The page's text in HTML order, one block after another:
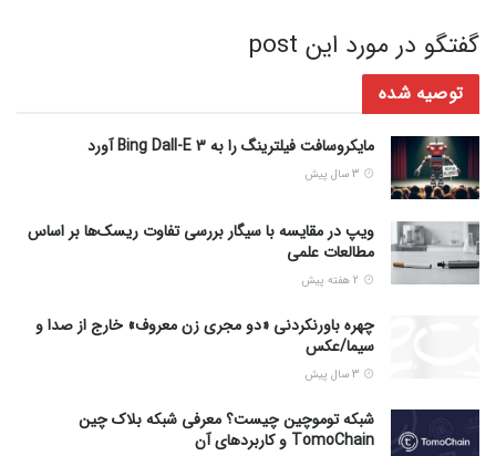
گفتگو در مورد این post
توصیه شده
مایکروسافت فیلترینگ را به Bing Dall-E 3 آورد
ویپ در مقایسه با سیگار بررسی تفاوت ریسک‌ها بر اساس
مطالعات علمی
چهره باورنکردنی «دو مجری زن معروف» خارج از صدا و
سیما/عکس
شبکه توموچین چیست؟ معرفی شبکه بلاک چین
TomoChain و کاربردهای آن